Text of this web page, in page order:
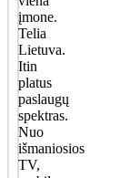
įmone.
Telia
Lietuva.
Itin
platus
paslaugų
spektras.
Nuo
išmaniosios
TV,